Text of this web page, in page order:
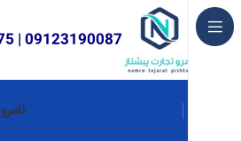
09123190087
|